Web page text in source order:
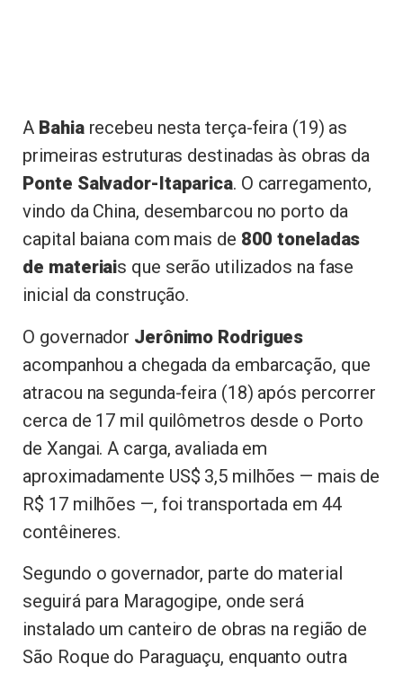
A Bahiarecebeu nesta terça-feira (19) as
primeiras estruturas destinadas às obras da
Ponte Salvador-Itaparica. O carregamento,
vindo da China, desembarcou no porto da
capital baiana com mais de 800 toneladas
de materiais que serão utilizados na fase
inicial da construção.
O governador Jerônimo Rodrigues
acompanhou a chegada da embarcação, que
atracou na segunda-feira (18) após percorrer
cerca de 17 mil quilômetros desde o Porto
de Xangai. A carga, avaliada em
aproximadamente US$ 3,5 milhões — mais de
R$ 17 milhões —, foi transportada em 44
contêineres.
Segundo o governador, parte do material
seguirá para Maragogipe, onde será
instalado um canteiro de obras na região de
São Roque do Paraguaçu, enquanto outra